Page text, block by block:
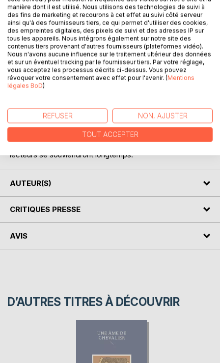
qu'une simple curiosité se transforme en un sentiment
nouveau, aussi troublant qu'évident : Louison est en train
de tomber amoureux. Entre confidences timides et petits
rituels partagés, Louison découvre que sa vie n'a plus rien
d'ennuyeux. Il comprend alors qu'il suffit parfois d'un
détail, ou d'un simple pull, pour que tout bascule.
-----
directement aux adolescents.
- Un récit tendre et drôle, où l'amitié et la découverte de
soi se mêlent à l'amour naissant.
- Des personnages attachants et crédibles, dont les
lecteurs se souviendront longtemps.
AUTEUR(S)
CRITIQUES PRESSE
AVIS
D’AUTRES TITRES À DÉCOUVRIR
manière dont il est utilisé. Nous utilisons des technologies de suivi à
des fins de marketing et recourons à cet effet au suivi côté serveur
ainsi qu'à des fournisseurs tiers, ce qui permet d'utiliser des cookies,
des empreintes digitales, des pixels de suivi et des adresses IP sur
tous les appareils. Nous intégrons également sur notre site des
contenus tiers provenant d'autres fournisseurs (plateformes vidéo).
Nous n'avons aucune influence sur le traitement ultérieur des données
et sur un éventuel tracking par le fournisseur tiers. Par votre réglage,
vous acceptez les processus décrits ci-dessus. Vous pouvez
révoquer votre consentement avec effet pour l'avenir. (Mentions
légales BoD)
REFUSER NON, AJUSTER
TOUT ACCEPTER